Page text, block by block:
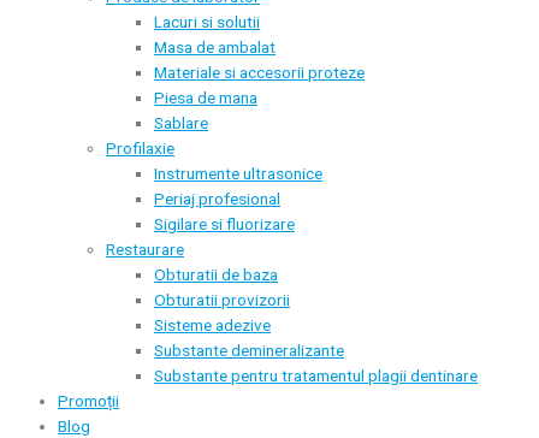
Lacuri si solutii
Masa de ambalat
Materiale si accesorii proteze
Piesa de mana
Sablare
Profilaxie
Instrumente ultrasonice
Periaj profesional
Sigilare si fluorizare
Restaurare
Obturatii de baza
Obturatii provizorii
Sisteme adezive
Substante demineralizante
Substante pentru tratamentul plagii dentinare
Promoții
Blog